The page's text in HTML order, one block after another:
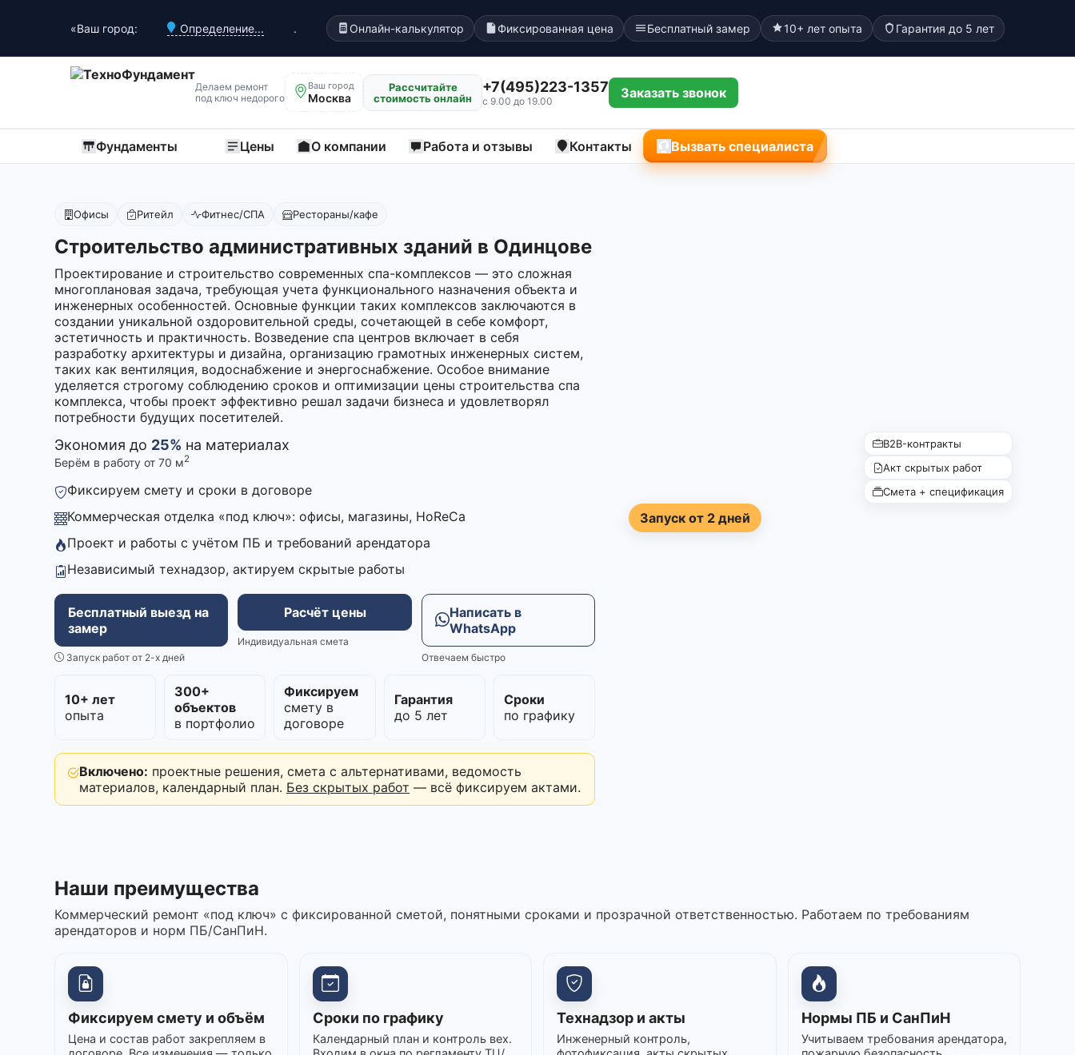
«Ваш город: Определение... . Онлайн-калькулятор Фиксированная цена Бесплатный замер 10+ лет опыта Гарантия до 5 лет
Делаем ремонт
под ключ недорого
Ваш город
Москва
Рассчитайте
стоимость онлайн
+7(495)223-1357
с 9.00 до 19.00
Заказать звонок
Фундаменты Цены О компании Работа и отзывы Контакты Вызвать специалиста
Офисы Ритейл Фитнес/СПА Рестораны/кафе
Строительство административных зданий в Одинцове
Проектирование и строительство современных спа-комплексов — это сложная
многоплановая задача, требующая учета функционального назначения объекта и
инженерных особенностей. Основные функции таких комплексов заключаются в
создании уникальной оздоровительной среды, сочетающей в себе комфорт,
эстетичность и практичность. Возведение спа центров включает в себя
разработку архитектуры и дизайна, организацию грамотных инженерных систем,
таких как вентиляция, водоснабжение и энергоснабжение. Особое внимание
уделяется строгому соблюдению сроков и оптимизации цены строительства спа
комплекса, чтобы проект эффективно решал задачи бизнеса и удовлетворял
потребности будущих посетителей.
Экономия до 25% на материалах
Берём в работу от 70 м2
Фиксируем смету и сроки в договоре
Коммерческая отделка «под ключ»: офисы, магазины, HoReCa
Проект и работы с учётом ПБ и требований арендатора
Независимый технадзор, актируем скрытые работы
Бесплатный выезд на
замер
Запуск работ от 2-х дней
Расчёт цены
Индивидуальная смета
Написать в
WhatsApp
Отвечаем быстро
10+ лет
опыта
300+
объектов
в портфолио
Фиксируем
смету в
договоре
Гарантия
до 5 лет
Сроки
по графику
Включено: проектные решения, смета с альтернативами, ведомость
материалов, календарный план. Без скрытых работ — всё фиксируем актами.
Запуск от 2 дней
B2B-контракты
Акт скрытых работ
Смета + спецификация
Наши преимущества
Коммерческий ремонт «под ключ» с фиксированной сметой, понятными сроками и прозрачной ответственностью. Работаем по требованиям
арендаторов и норм ПБ/СанПиН.
Фиксируем смету и объём
Цена и состав работ закрепляем в
Сроки по графику
Календарный план и контроль вех.
Технадзор и акты
Инженерный контроль,
Нормы ПБ и СанПиН
Учитываем требования арендатора,